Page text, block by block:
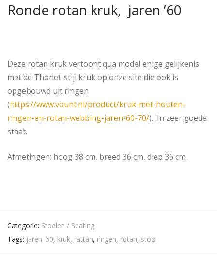
Ronde rotan kruk, jaren ’60
Deze rotan kruk vertoont qua model enige gelijkenis
met de Thonet-stijl kruk op onze site die ook is
opgebouwd uit ringen
(https://www.vount.nl/product/kruk-met-houten-
ringen-en-rotan-webbing-jaren-60-70/). In zeer goede
staat.
Afmetingen: hoog 38 cm, breed 36 cm, diep 36 cm.
Categorie: Stoelen / Seating
Tags: jaren '60, kruk, rattan, ringen, rotan, stool